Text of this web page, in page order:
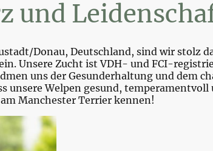
und
Donau, Deutschland, sind wir stolz
Unsere Zucht ist VDH- und FCI-
uns der Gesunderhaltung und dem
unsere Welpen gesund,
Manchester Terrier kennen!